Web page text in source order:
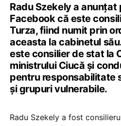
Radu Szekely a anunțat
Facebook că este
Turza, fiind numit prin
aceasta la cabinetul
este consilier de stat la
ministrului Ciucă și
pentru responsabilitate
și grupuri vulnerabile.
Radu Szekely a fost